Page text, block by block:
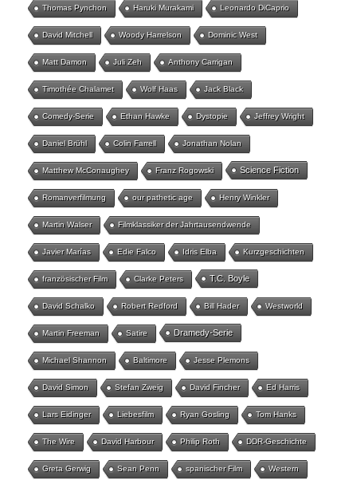
Thomas Pynchon Haruki Murakami Leonardo DiCaprio
David Mitchell Woody Harrelson Dominic West
Matt Damon Juli Zeh Anthony Carrigan
Timothée Chalamet Wolf Haas Jack Black
Comedy-Serie Ethan Hawke Dystopie Jeffrey Wright
Daniel Brühl Colin Farrell Jonathan Nolan
Matthew McConaughey Franz Rogowski Science Fiction
Romanverfilmung our pathetic age Henry Winkler
Martin Walser Filmklassiker der Jahrtausendwende
Javier Marías Edie Falco Idris Elba Kurzgeschichten
französischer Film Clarke Peters T.C. Boyle
David Schalko Robert Redford Bill Hader Westworld
Martin Freeman Satire Dramedy-Serie
Michael Shannon Baltimore Jesse Plemons
David Simon Stefan Zweig David Fincher Ed Harris
Lars Eidinger Liebesfilm Ryan Gosling Tom Hanks
The Wire David Harbour Philip Roth DDR-Geschichte
Greta Gerwig Sean Penn spanischer Film Western